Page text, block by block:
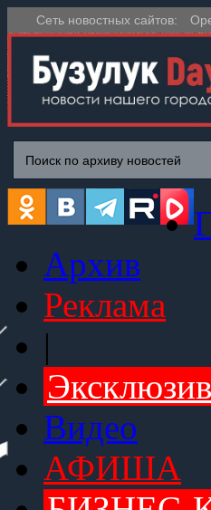
Сеть новостных сайтов:
Архив
Реклама
|
Видео
АФИША